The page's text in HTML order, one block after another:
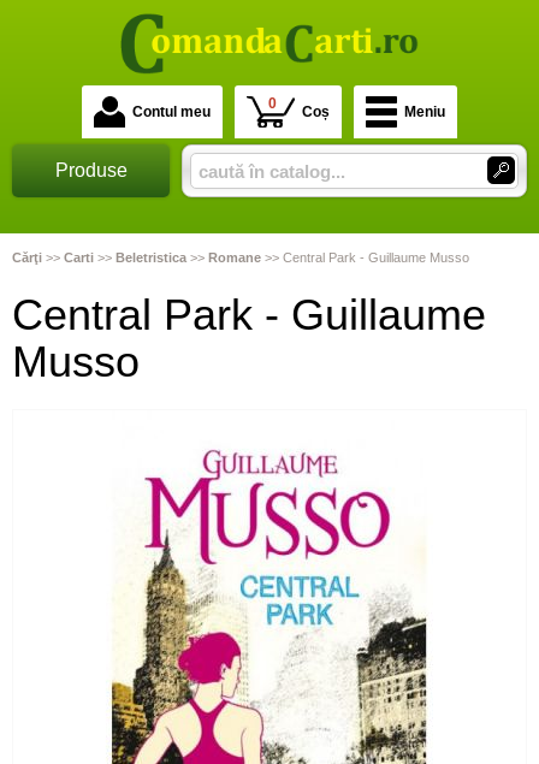
Contul meu 0 Coș Meniu
Produse
Cărţi >> Carti >> Beletristica >> Romane >> Central Park - Guillaume Musso
Central Park - Guillaume
Musso